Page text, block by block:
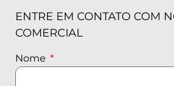
ENTRE EM CONTATO COM
COMERCIAL
Nome